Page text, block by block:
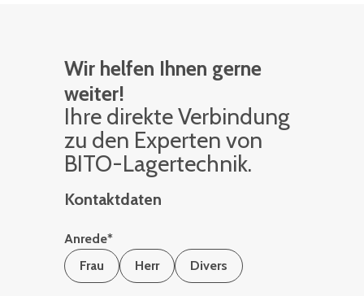
Wir helfen Ihnen gerne
weiter!
Ihre di­rek­te Ver­bin­dung
zu den Ex­per­ten von
BITO-La­ger­tech­nik.
Kontaktdaten
Anrede*
Frau
Herr Divers